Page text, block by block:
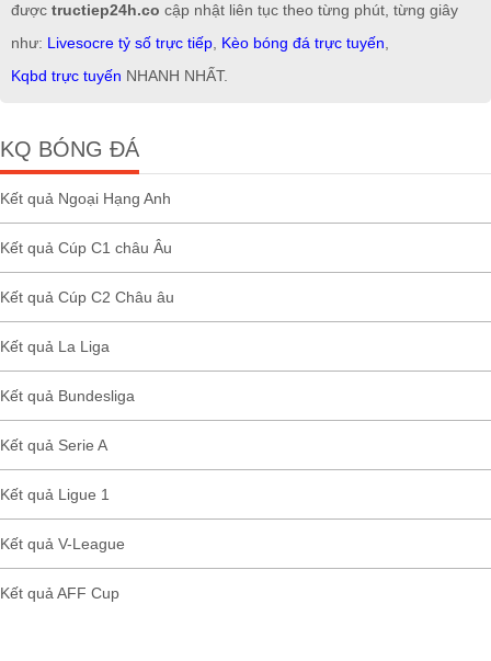
được tructiep24h.co cập nhật liên tục theo từng phút, từng giây
như: Livesocre tỷ số trực tiếp Kèo bóng đá trực tuyến
Kqbd trực tuyến NHANH NHẤT.
KQ BÓNG ĐÁ
Kết quả Ngoại Hạng Anh
Kết quả Cúp C1 châu Âu
Kết quả Cúp C2 Châu âu
Kết quả La Liga
Kết quả Bundesliga
Kết quả Serie A
Kết quả Ligue 1
Kết quả V-League
Kết quả AFF Cup